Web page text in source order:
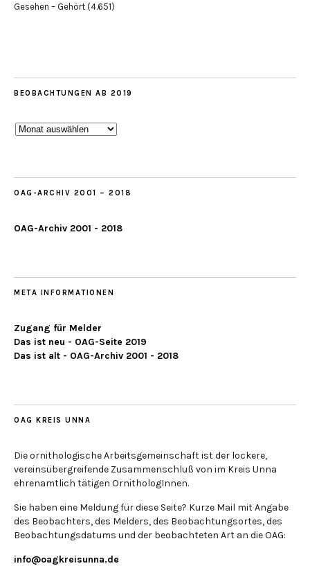
Gesehen – Gehört (4.651)
BEOBACHTUNGEN AB 2019
Beobachtungen
OAG-ARCHIV 2001 – 2018
OAG-Archiv 2001 - 2018
META INFORMATIONEN
Zugang für Melder
Das ist neu - OAG-Seite 2019
Das ist alt - OAG-Archiv 2001 - 2018
OAG KREIS UNNA
Die ornithologische Arbeitsgemeinschaft ist der lockere,
vereinsübergreifende Zusammenschluß von im Kreis Unna
ehrenamtlich tätigen OrnithologInnen.
Sie haben eine Meldung für diese Seite? Kurze Mail mit Angabe
des Beobachters, des Melders, des Beobachtungsortes, des
Beobachtungsdatums und der beobachteten Art an die OAG:
info@oagkreisunna.de